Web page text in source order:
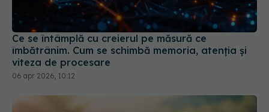
Ce se întâmplă cu creierul pe măsură ce
îmbătrânim. Cum se schimbă memoria, atenția și
viteza de procesare
06 apr 2026, 10:12